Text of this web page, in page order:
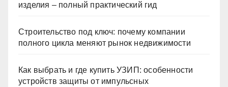
изделия – полный практический гид
Строительство под ключ: почему компании
полного цикла меняют рынок недвижимости
Как выбрать и где купить УЗИП: особенности
устройств защиты от импульсных